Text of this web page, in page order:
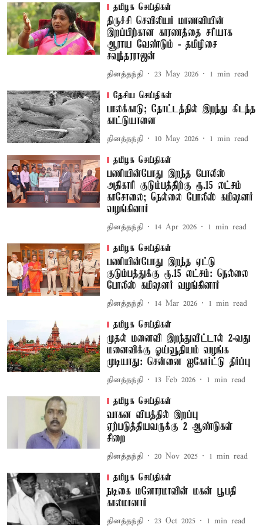
தமிழக செய்திகள்
திருச்சி செவிலியர் மாணவியின்
இறப்பிற்கான காரணத்தை சரியாக
ஆராய வேண்டும் - தமிழிசை
சவுந்தரராஜன்
தினத்தந்தி 23 May 2026 1 min read
தேசிய செய்திகள்
பாலக்காடு; தோட்டத்தில் இறந்து கிடந்த
காட்டுயானை
தினத்தந்தி 10 May 2026 1 min read
தமிழக செய்திகள்
பணியின்போது இறந்த போலீஸ்
அதிகாரி குடும்பத்திற்கு ரூ.15 லட்சம்
காசோலை; நெல்லை போலீஸ் கமிஷனர்
வழங்கினார்
தினத்தந்தி 14 Apr 2026 1 min read
தமிழக செய்திகள்
பணியின்போது இறந்த ஏட்டு
குடும்பத்துக்கு ரூ.15 லட்சம்: நெல்லை
போலீஸ் கமிஷனர் வழங்கினார்
தினத்தந்தி 14 Mar 2026 1 min read
தமிழக செய்திகள்
முதல் மனைவி இறந்துவிட்டால் 2-வது
மனைவிக்கு ஓய்வூதியம் வழங்க
முடியாது: சென்னை ஐகோர்ட்டு தீர்ப்பு
தினத்தந்தி 13 Feb 2026 1 min read
தமிழக செய்திகள்
வாகன விபத்தில் இறப்பு
ஏற்படுத்தியவருக்கு 2 ஆண்டுகள்
சிறை
தினத்தந்தி 20 Nov 2025 1 min read
தமிழக செய்திகள்
நடிகை மனோரமாவின் மகன் பூபதி
காலமானார்
தினத்தந்தி 23 Oct 2025 1 min read